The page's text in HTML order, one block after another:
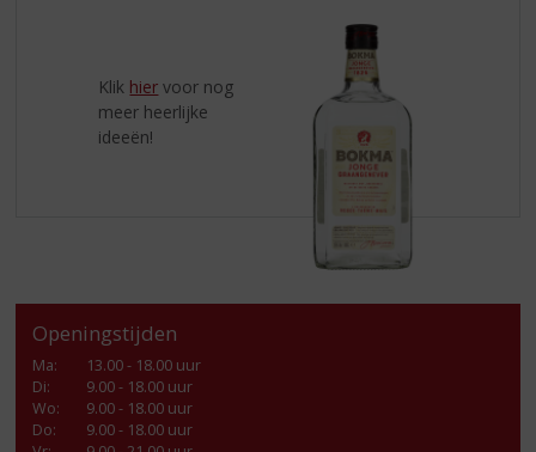
Klik hier voor nog
meer heerlijke
ideeën!
Openingstijden
Ma:
13.00 - 18.00 uur
Di:
9.00 - 18.00 uur
Wo:
9.00 - 18.00 uur
Do:
9.00 - 18.00 uur